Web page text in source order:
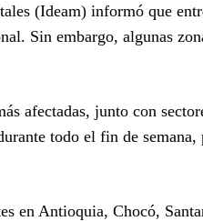
(Ideam) informó que
Sin embargo, algunas
afectadas, junto con
todo el fin de
en Antioquia, Chocó,